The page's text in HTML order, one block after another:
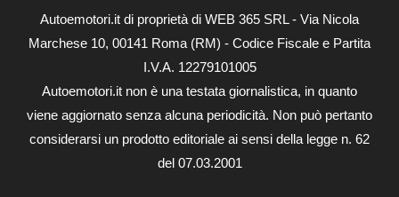
Autoemotori.it di proprietà di WEB 365 SRL - Via Nicola
Marchese 10, 00141 Roma (RM) - Codice Fiscale e Partita
I.V.A. 12279101005
Autoemotori.it non è una testata giornalistica, in quanto
viene aggiornato senza alcuna periodicità. Non può pertanto
considerarsi un prodotto editoriale ai sensi della legge n. 62
del 07.03.2001